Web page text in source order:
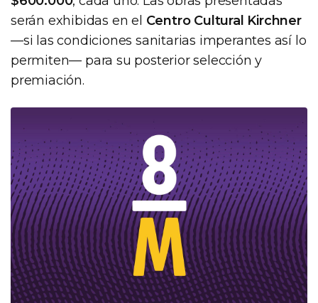
serán exhibidas en el Centro Cultural Kirchner
—si las condiciones sanitarias imperantes así lo
permiten— para su posterior selección y
premiación.